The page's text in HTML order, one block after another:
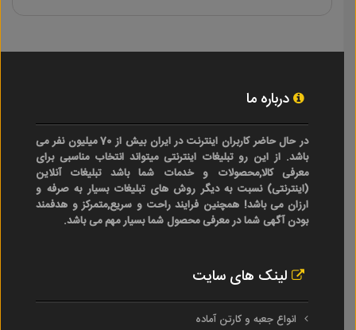
درباره ما
در حال حاضر کاربران اینترنت در ایران بیش از 70 میلیون نفر می
باشد. از این رو تبلیغات اینترنتی میتواند انتخاب مناسبی برای
معرفی کالا,محصولات و خدمات شما باشد تبلیغات آنلاین
(اینترنتی) نسبت به دیگر روش های تبلیغات بسیار به صرفه و
ارزان می باشد! همچنین فرایند راحت و سریع,متمرکز و هدفمند
بودن آگهی شما در معرفی محصول شما بسیار مهم می باشد.
لینک های سایت
انواع جعبه و کارتن آماده